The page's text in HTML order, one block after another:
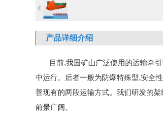
产品详细介绍
目前,我国矿山广泛使用的运输牵
中运行。后者一般为防爆特殊型,安全
善现有的两段运输方式。我们研发的架
前景广阔。